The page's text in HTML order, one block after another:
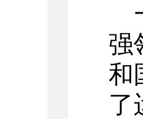
强
和
了